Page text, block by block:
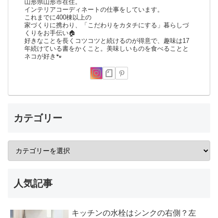
山形県山形市在住。
インテリアコーディネートの仕事をしています。
これまでに400棟以上の
家づくりに携わり、「こだわりをカタチにする」暮らしづ
くりをお手伝い🏠
好きなことを長くコツコツと続けるのが得意で、趣味は17
年続けている書をかくこと。美味しいものを食べることと
ネコが好き🐾
カテゴリー
人気記事
キッチンの水栓はシンクの右側？左